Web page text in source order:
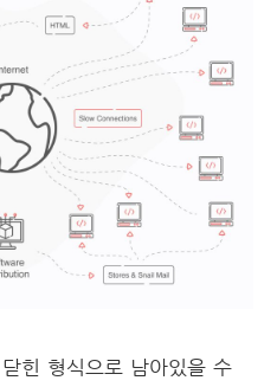
힌 형식으로 남아있을 수